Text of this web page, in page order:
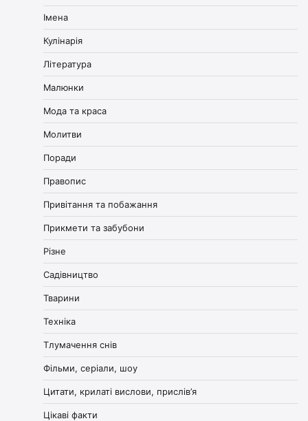
Імена
Кулінарія
Література
Малюнки
Мода та краса
Молитви
Поради
Правопис
Привітання та побажання
Прикмети та забубони
Різне
Садівництво
Тварини
Техніка
Тлумачення снів
Фільми, серіали, шоу
Цитати, крилаті вислови, прислів’я
Цікаві факти